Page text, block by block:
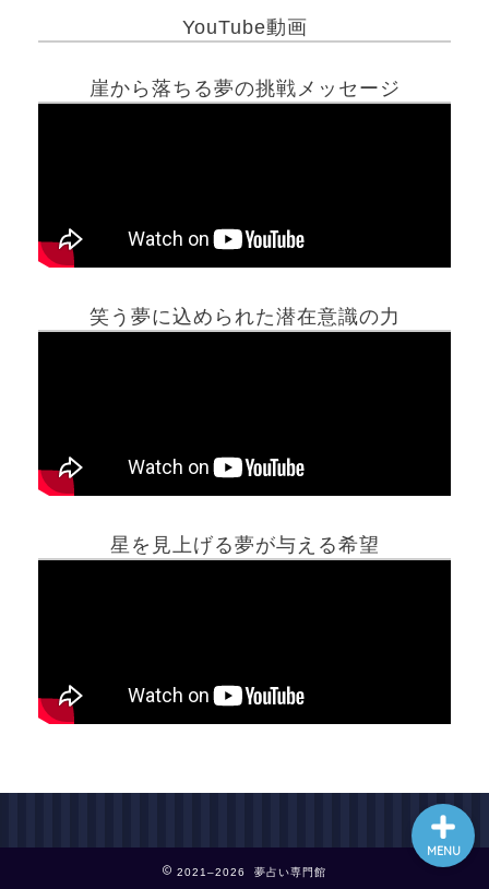
YouTube動画
崖から落ちる夢の挑戦メッセージ
笑う夢に込められた潜在意識の力
星を見上げる夢が与える希望
2021–2026 夢占い専門館
MENU
ホーム
最新記事動画